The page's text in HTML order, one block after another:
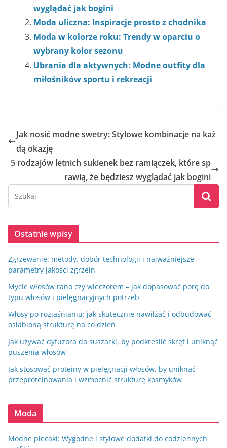
wyglądać jak bogini
Moda uliczna: Inspiracje prosto z chodnika
Moda w kolorze roku: Trendy w oparciu o
wybrany kolor sezonu
Ubrania dla aktywnych: Modne outfity dla
miłośników sportu i rekreacji
Jak nosić modne swetry: Stylowe kombinacje na każ
dą okazję
5 rodzajów letnich sukienek bez ramiączek, które sp
rawią, że będziesz wyglądać jak bogini
Ostatnie wpisy
Zgrzewanie: metody, dobór technologii i najważniejsze
parametry jakości zgrzein
Mycie włosów rano czy wieczorem – jak dopasować porę do
typu włosów i pielęgnacyjnych potrzeb
Włosy po rozjaśnianiu: jak skutecznie nawilżać i odbudować
osłabioną strukturę na co dzień
Jak używać dyfuzora do suszarki, by podkreślić skręt i uniknąć
puszenia włosów
Jak stosować proteiny w pielęgnacji włosów, by uniknąć
przeproteinowania i wzmocnić strukturę kosmyków
Moda
Modne plecaki: Wygodne i stylowe dodatki do codziennych